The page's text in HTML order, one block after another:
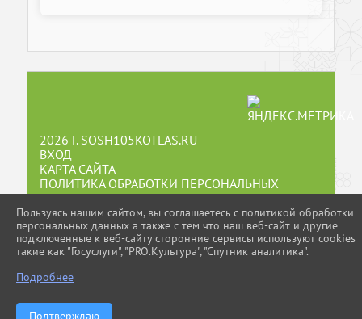
2026 Г. SOSH105KOTLAS.RU
ВХОД
КАРТА САЙТА
ПОЛИТИКА ОБРАБОТКИ ПЕРСОНАЛЬНЫХ
ДАННЫХ
СДЕЛАНО НА KUBCMS
РАЗРАБОТКА И ПОДДЕРЖКА
Пользуясь нашим сайтом, вы соглашаетесь с политикой обработки
персональных данных а также с тем что наш веб-сайт и другие
подключенные к веб-сайту сторонние сервисы используют cookies
такие как "Госуслуги", "PRO.Культура", "Спутник аналитика".
Подробнее
Подтверждаю